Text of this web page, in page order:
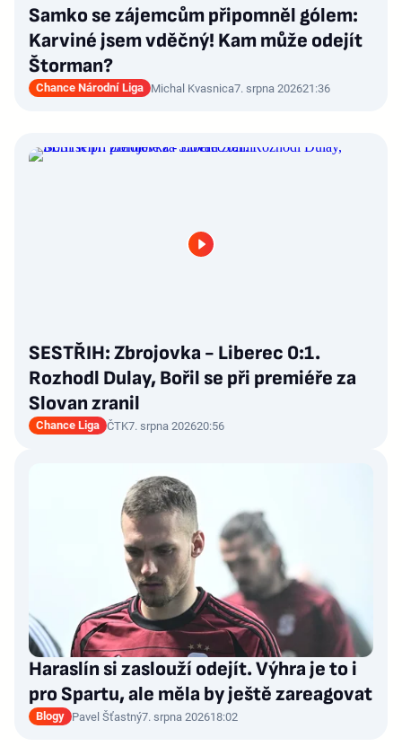
Samko se zájemcům připomněl gólem:
Karviné jsem vděčný! Kam může odejít
Štorman?
Chance Národní Liga Michal Kvasnica7. srpna 202621:36
SESTŘIH: Zbrojovka - Liberec 0:1.
Rozhodl Dulay, Bořil se při premiéře za
Slovan zranil
Chance Liga ČTK7. srpna 202620:56
Haraslín si zaslouží odejít. Výhra je to i
pro Spartu, ale měla by ještě zareagovat
Blogy Pavel Šťastný7. srpna 202618:02